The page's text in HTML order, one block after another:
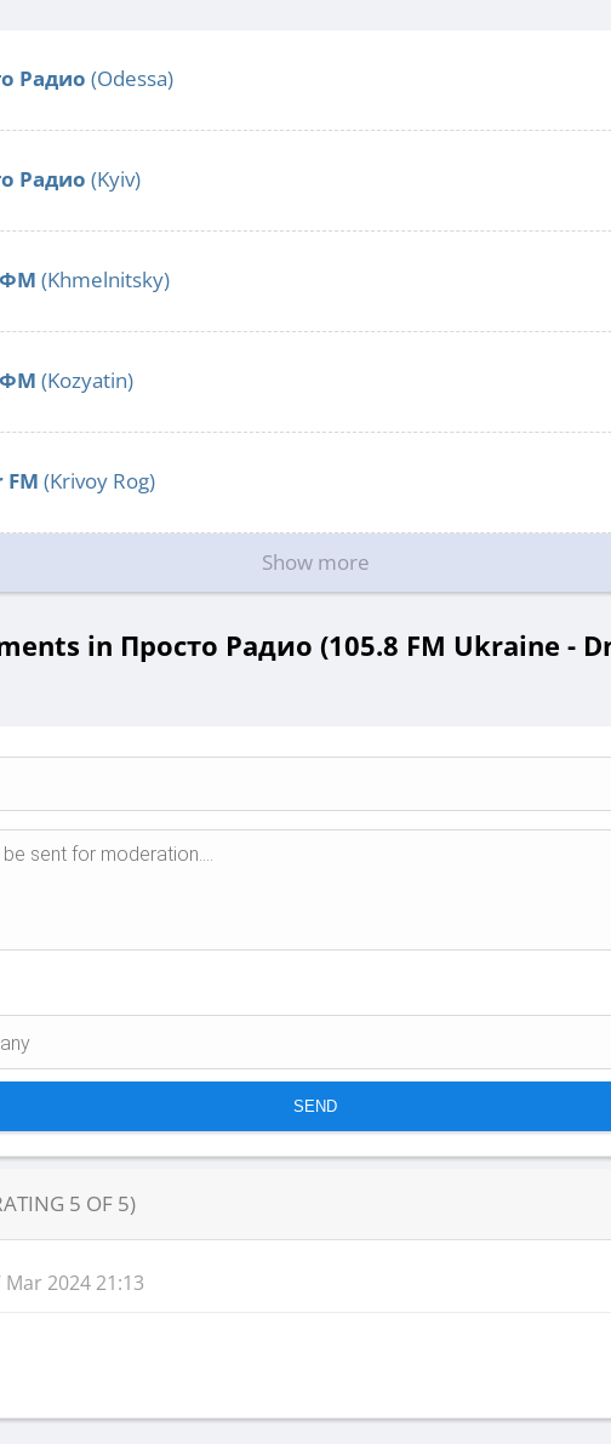
Радио (Odessa)
Радио (Kyiv)
ФМ (Khmelnitsky)
ФМ (Kozyatin)
FM (Krivoy Rog)
Show more
in Просто Радио (105.8 FM Ukraine -
5 OF 5)
Mar 2024 21:13